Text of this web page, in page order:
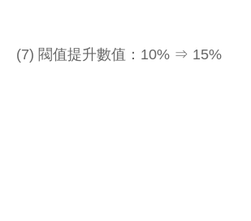
(7) 閥值提升數值：10% ⇒ 15%